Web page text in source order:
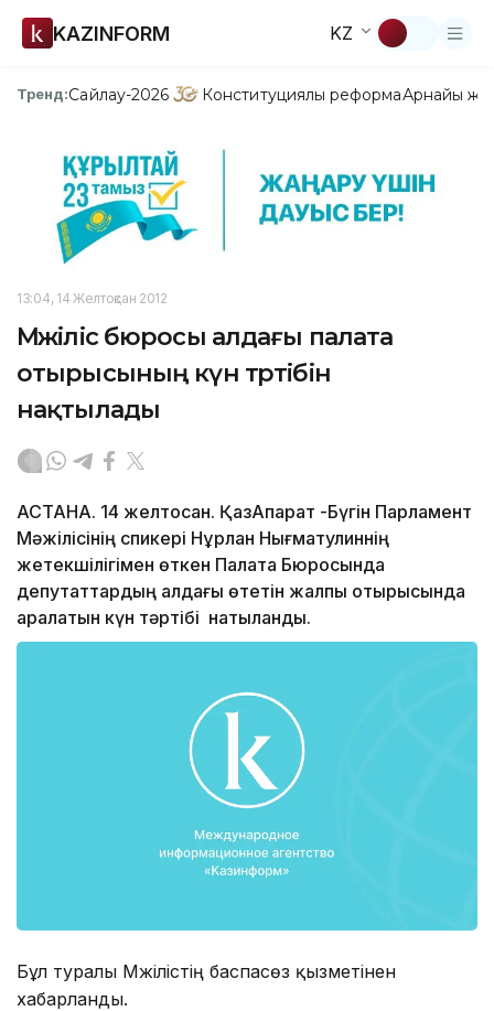
KAZINFORM KZ
Тренд:Сайлау-2026 Конституциялық реформаАрнайы
13:04, 14 Желтоқсан 2012
Мәжіліс бюросы алдағы палата
отырысының күн тәртібін
нақтылады
АСТАНА. 14 желтоқсан. ҚазАқпарат -Бүгін Парламент
Мәжілісінің спикері Нұрлан Нығматулиннің
жетекшілігімен өткен Палата Бюросында
депутаттардың алдағы өтетін жалпы отырысында
қаралатын күн тәртібі нақтыланды.
Бұл туралы Мәжілістің баспасөз қызметінен
хабарланды.